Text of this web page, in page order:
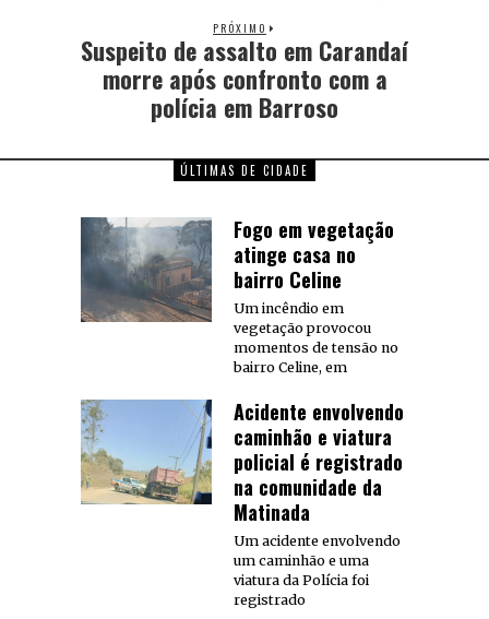
PRÓXIMO
Suspeito de assalto em Carandaí
morre após confronto com a
polícia em Barroso
ÚLTIMAS DE CIDADE
Fogo em vegetação
atinge casa no
bairro Celine
Um incêndio em
vegetação provocou
momentos de tensão no
bairro Celine, em
Acidente envolvendo
caminhão e viatura
policial é registrado
na comunidade da
Matinada
Um acidente envolvendo
um caminhão e uma
viatura da Polícia foi
registrado